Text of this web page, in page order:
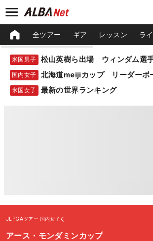
全ツアー ギア レッスン ラ
米国男子
国内女子 北海道meijiカップ リーダーボ
米国女子 最新の世界ランキング
JLPGAツアー 国内女子
アース・モンダミンカップ